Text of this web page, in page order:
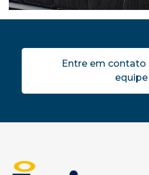
Entre em contato
equipe